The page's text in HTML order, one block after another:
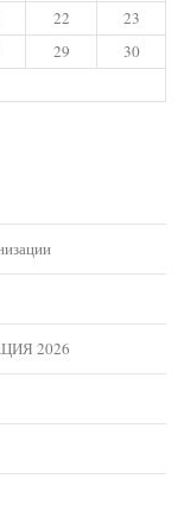
22
23
29
30
2026